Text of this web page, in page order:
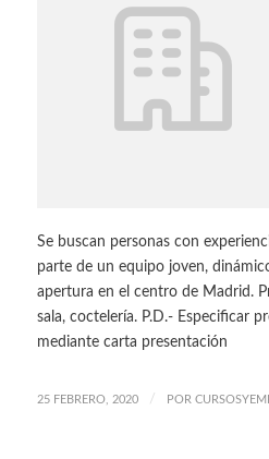
Se buscan personas con
parte de un equipo joven,
apertura en el centro de Madrid.
sala, coctelería. P.D.- Especificar
mediante carta presentación
25 FEBRERO, 2020 / POR